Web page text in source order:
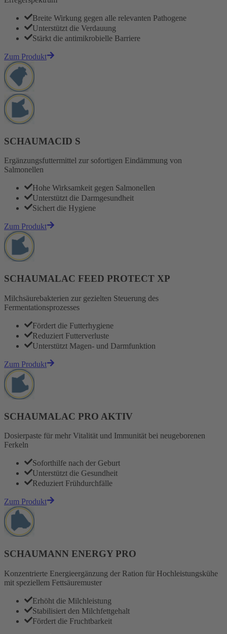
Breite Wirkung gegen alle relevanten Pathogene
Unterstützt die Verdauung
Stärkt die antimikrobielle Barriere
Zum Produkt
SCHAUMACID S
Ergänzungsfuttermittel zur sofortigen Eindämmung von
Salmonellen
Hohe Wirksamkeit gegen Salmonellen
Unterstützt die Darmgesundheit
Sichert die Hygiene
Zum Produkt
SCHAUMALAC FEED PROTECT XP
Milchsäurebakterien zur gezielten Steuerung des
Fermentationsprozesses
Fördert die Futterhygiene
Reduziert Futterverluste
Unterstützt Magen- und Darmfunktion
Zum Produkt
SCHAUMALAC PRO AKTIV
Dosierpaste für mehr Vitalität und Immunität bei neugeborenen
Ferkeln
Soforthilfe nach der Geburt
Unterstützt die Gesundheit
Reduziert Frühdurchfälle
Zum Produkt
SCHAUMANN ENERGY PRO
Konzentrierte Energieergänzung der Ration für Hochleistungskühe
mit speziellem Fettsäuremuster
Erhöht die Milchleistung
Stabilisiert den Milchfettgehalt
Fördert die Fruchtbarkeit